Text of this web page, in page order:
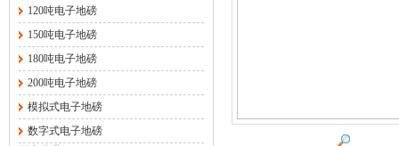
120吨电子地磅
150吨电子地磅
180吨电子地磅
200吨电子地磅
模拟式电子地磅
数字式电子地磅